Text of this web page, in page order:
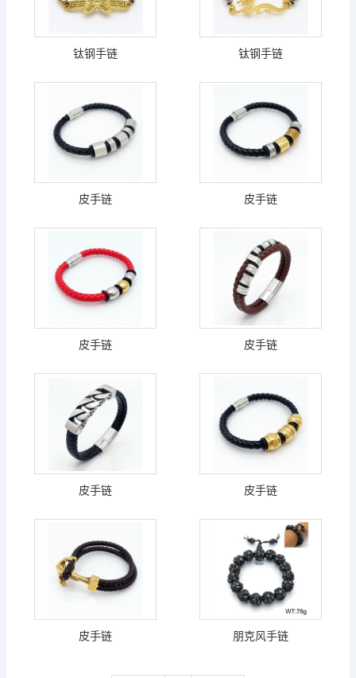
钛钢手链 钛钢手链
皮手链 皮手链
皮手链 皮手链
皮手链 皮手链
皮手链 朋克风手链